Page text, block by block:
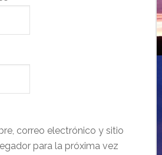
correo electrónico y sitio
para la próxima vez